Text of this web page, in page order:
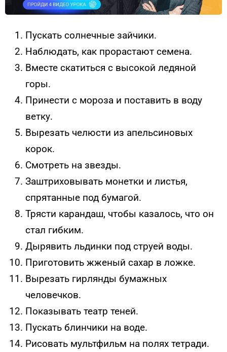
Пускать солнечные зайчики.
Наблюдать, как прорастают семена.
Вместе скатиться с высокой ледяной
горы.
Принести с мороза и поставить в воду
ветку.
Вырезать челюсти из апельсиновых
корок.
Смотреть на звезды.
Заштриховывать монетки и листья,
спрятанные под бумагой.
Трясти карандаш, чтобы казалось, что он
стал гибким.
Дырявить льдинки под струей воды.
Приготовить жженый сахар в ложке.
Вырезать гирлянды бумажных
человечков.
Показывать театр теней.
Пускать блинчики на воде.
Рисовать мультфильм на полях тетради.